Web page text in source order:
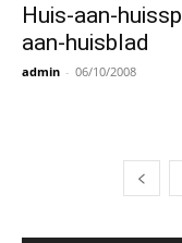
Huis-aan-
aan-huisblad
admin - 06/10/2008